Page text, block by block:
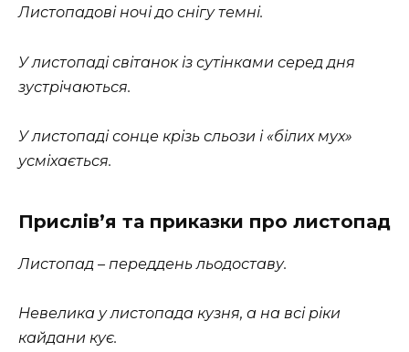
Листопадові ночі до снігу темні.
У листопаді світанок із сутінками серед дня
зустрічаються.
У листопаді сонце крізь сльози і «білих мух»
усміхається.
Прислів’я та приказки про листопад
Листопад – переддень льодоставу.
Невелика у листопада кузня, а на всі ріки
кайдани кує.